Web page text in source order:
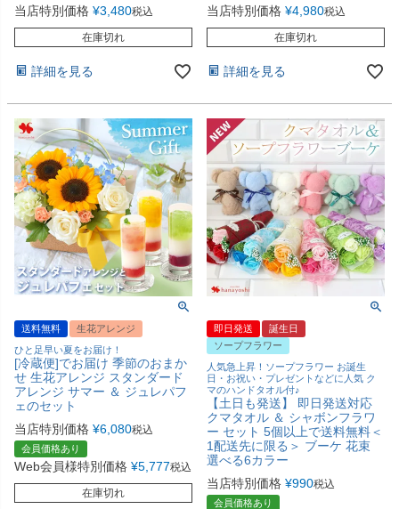
当店特別価格 ¥3,480税込
在庫切れ
詳細を見る
当店特別価格 ¥4,980税込
在庫切れ
詳細を見る
送料無料
生花アレンジ
ひと足早い夏をお届け！
[冷蔵便]でお届け 季節のおまか
せ 生花アレンジ スタンダード
アレンジ サマー ＆ ジュレパフ
ェのセット
当店特別価格 ¥6,080税込
会員価格あり
Web会員様特別価格 ¥5,777税込
在庫切れ
即日発送
誕生日
ソープフラワー
人気急上昇！ソープフラワー お誕生
日・お祝い・プレゼントなどに人気 ク
マのハンドタオル付♪
【土日も発送】 即日発送対応
クマタオル ＆ シャボンフラワ
ー セット 5個以上で送料無料＜
1配送先に限る＞ ブーケ 花束
選べる6カラー
当店特別価格 ¥990税込
会員価格あり